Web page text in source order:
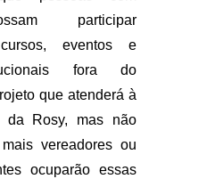
participar
eventos e
fora do
que atenderá à
da Rosy, mas não
vereadores ou
ocuparão essas